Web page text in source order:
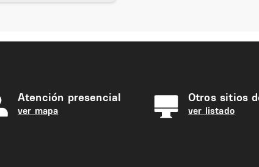
Atención presencial
ver mapa
Otros sitios
ver listado